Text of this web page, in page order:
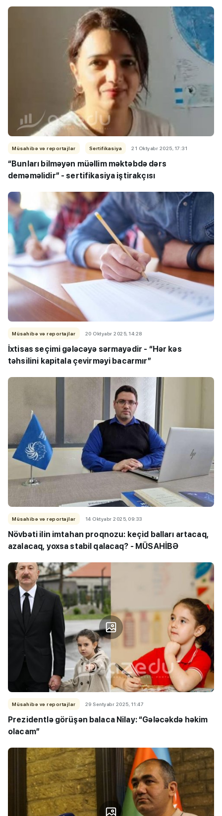
Müsahibə və reportajlar Sertifikasiya 21 Oktyabr 2025, 17:31
“Bunları bilməyən müəllim məktəbdə dərs
deməməlidir” - sertifikasiya iştirakçısı
Müsahibə və reportajlar 20 Oktyabr 2025, 14:28
İxtisas seçimi gələcəyə sərmayədir - “Hər kəs
təhsilini kapitala çevirməyi bacarmır”
Müsahibə və reportajlar 14 Oktyabr 2025, 09:33
Növbəti ilin imtahan proqnozu: keçid balları artacaq,
azalacaq, yoxsa stabil qalacaq? - MÜSAHİBƏ
Müsahibə və reportajlar 29 Sentyabr 2025, 11:47
Prezidentlə görüşən balaca Nilay: “Gələcəkdə həkim
olacam”